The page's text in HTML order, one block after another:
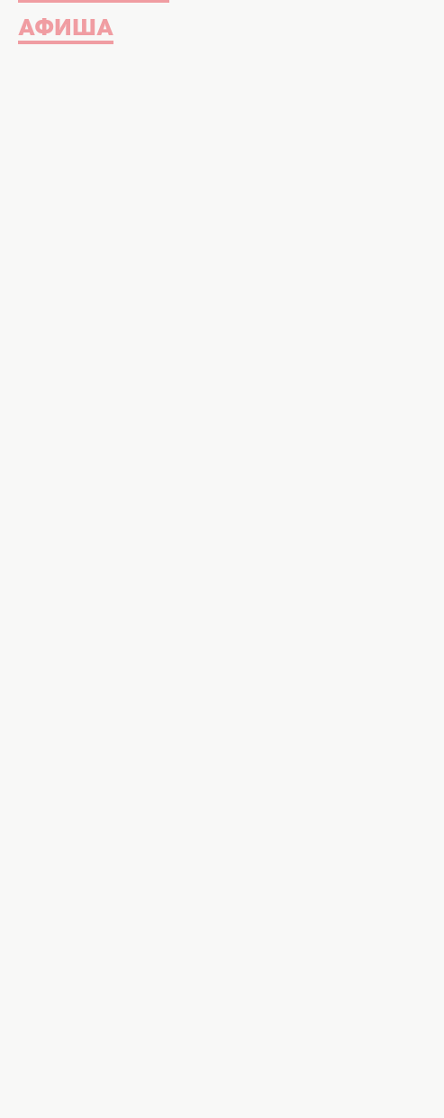
АФИША
Гаджеты давно стали не просто
настоящей данью моде. Чехлы для
последним модным тенденциям и
стильных it-girls. Один из лучших
гаджетов - компания Itskins -
Продукты
,
Мода, как лакмусовая бумага,
масс. Чехлы для телефона - отличный
борьбе за светлое будущее. Выбирайте
серо-зеленых оттенках или с модным